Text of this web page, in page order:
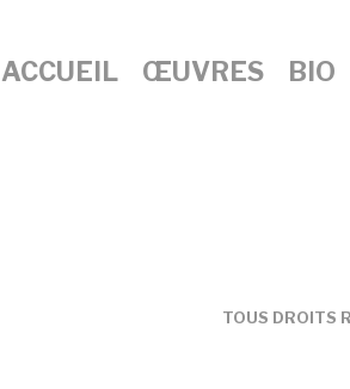
ACCUEIL ŒUVRES BIO
TOUS DROITS